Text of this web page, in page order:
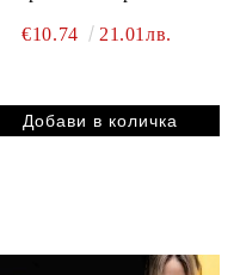
€10.74 21.01лв.